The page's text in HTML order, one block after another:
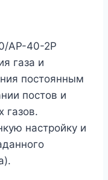
АР-40-2Р
газа и
постоянным
постов и
газов.
настройку и